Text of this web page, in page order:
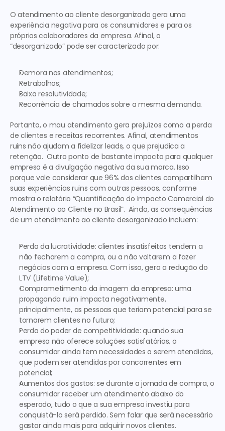
O atendimento ao cliente desorganizado gera uma
experiência negativa para os consumidores e para os
próprios colaboradores da empresa. Afinal, o
“desorganizado” pode ser caracterizado por:
Demora nos atendimentos;
Retrabalhos;
Baixa resolutividade;
Recorrência de chamados sobre a mesma demanda.
Portanto, o mau atendimento gera prejuízos como a perda
de clientes e receitas recorrentes. Afinal, atendimentos
ruins não ajudam a fidelizar leads, o que prejudica a
retenção.  Outro ponto de bastante impacto para qualquer
empresa é a divulgação negativa da sua marca. Isso
porque vale considerar que 96% dos clientes compartilham
suas experiências ruins com outras pessoas, conforme
mostra o relatório “Quantificação do Impacto Comercial do
Atendimento ao Cliente no Brasil”.  Ainda, as consequências
de um atendimento ao cliente desorganizado incluem:
Perda da lucratividade: clientes insatisfeitos tendem a
não fecharem a compra, ou a não voltarem a fazer
negócios com a empresa. Com isso, gera a redução do
LTV (Lifetime Value);
Comprometimento da imagem da empresa: uma
propaganda ruim impacta negativamente,
principalmente, as pessoas que teriam potencial para se
tornarem clientes no futuro;
Perda do poder de competitividade: quando sua
empresa não oferece soluções satisfatórias, o
consumidor ainda tem necessidades a serem atendidas,
que podem ser atendidas por concorrentes em
potencial;
Aumentos dos gastos: se durante a jornada de compra, o
consumidor receber um atendimento abaixo do
esperado, tudo o que a sua empresa investiu para
conquistá-lo será perdido. Sem falar que será necessário
gastar ainda mais para adquirir novos clientes.